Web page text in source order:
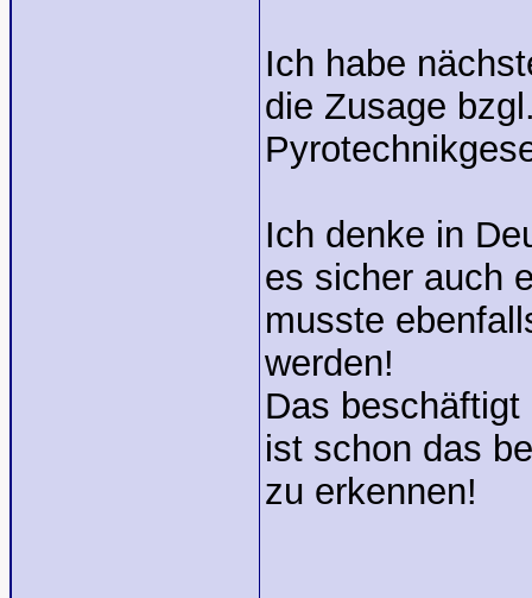
Ich habe
die Zusage
Ich denke in
es sicher auch
musste
werden!
Das
ist schon das
zu erkennen!